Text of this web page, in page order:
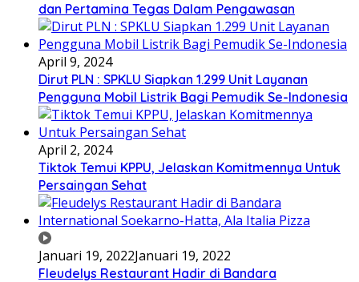
dan Pertamina Tegas Dalam Pengawasan
April 9, 2024
Dirut PLN : SPKLU Siapkan 1.299 Unit Layanan
Pengguna Mobil Listrik Bagi Pemudik Se-Indonesia
April 2, 2024
Tiktok Temui KPPU, Jelaskan Komitmennya Untuk
Persaingan Sehat
Januari 19, 2022Januari 19, 2022
Fleudelys Restaurant Hadir di Bandara